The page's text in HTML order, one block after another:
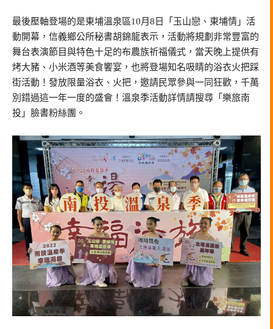
最後壓軸登場的是東埔溫泉區10月8日「玉山戀、東埔情」活
動開幕，信義鄉公所秘書胡錦龍表示，活動將規劃非常豐富的
舞台表演節目與特色十足的布農族祈福儀式，當天晚上提供有
烤大豬、小米酒等美食饗宴，也將登場知名吸睛的浴衣火把踩
街活動！發放限量浴衣、火把，邀請民眾參與一同狂歡，千萬
別錯過這一年一度的盛會！溫泉季活動詳情請搜尋「樂旅南
投」臉書粉絲團。